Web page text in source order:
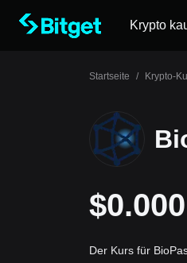
Krypto
Startseite / Krypto-
Der Kurs für